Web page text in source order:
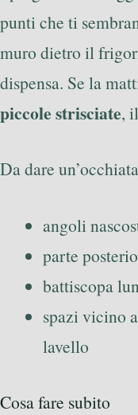
punti che ti
muro dietro il
dispensa. Se la
piccole strisciate,
Da dare
angoli
parte
battiscopa
spazi vicino
lavello
Cosa fare subito